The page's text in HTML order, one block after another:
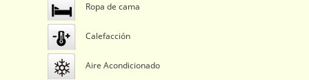
Ropa de cama
Calefacción
Aire Acondicionado